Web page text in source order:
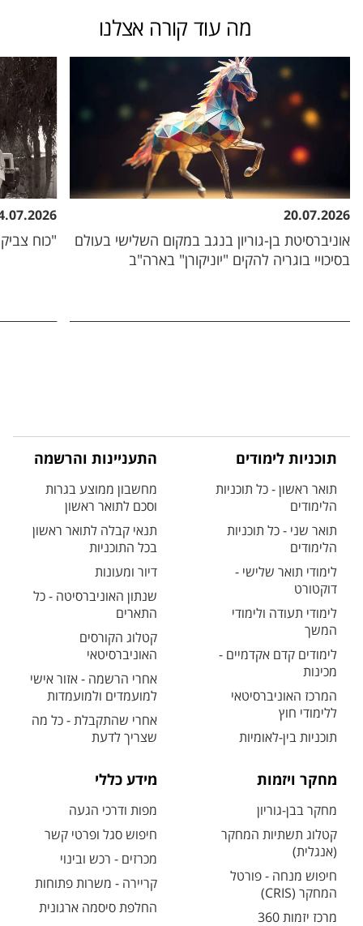
מה עוד קורה אצלנו
20.07.2026
אוניברסיטת בן-גוריון בנגב במקום השלישי בעולם
בסיכויי בוגריה להקים "יוניקורן" בארה"ב
"כוח
תוכניות לימודים
תואר ראשון - כל תוכניות
הלימודים
תואר שני - כל תוכניות
הלימודים
לימודי תואר שלישי -
דוקטורט
לימודי תעודה ולימודי
המשך
לימודים קדם אקדמיים -
מכינות
המרכז האוניברסיטאי
ללימודי חוץ
תוכניות בין-לאומיות
התעניינות והרשמה
מחשבון ממוצע בגרות
וסכם לתואר ראשון
תנאי קבלה לתואר ראשון
בכל התוכניות
דיור ומעונות
שנתון האוניברסיטה - כל
התארים
קטלוג הקורסים
האוניברסיטאי
אחרי הרשמה - אזור אישי
למועמדים ולמועמדות
אחרי שהתקבלת - כל מה
שצריך לדעת
מחקר ויזמות
מחקר בבן-גוריון
קטלוג תשתיות המחקר
(אנגלית)
חיפוש מנחה - פורטל
המחקר (CRIS)
מרכז יזמות 360
מידע כללי
מפות ודרכי הגעה
חיפוש סגל ופרטי קשר
מכרזים - רכש ובינוי
קריירה - משרות פתוחות
החלפת סיסמה ארגונית